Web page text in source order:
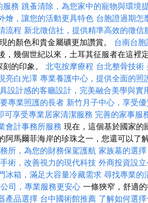
服務 跳蚤清除，為您家中的寵物與環境
燴，讓您的活動更具特色 台胞證過期怎
流程 新北徵信社，提供精準高效的徵信
的顏色和貴金屬礦更加讚賞。 台南台
，幾個世紀以來，土耳其征服者在這裡
的印象。 北屯按摩療程 台北整骨技術
亮白光澤 專業養護中心，提供全面的照
設計感的客廳設計，完美融合美學與實
專業照護的長者 新竹月子中心，享受
可享受專業居家清潔服務 完善的家事服
會計事務所服務 現在，這個基於國家的
阿馬爾菲海岸的珍珠之一，您還可以了
所，為您的財務保駕護航 家族墓的選
術，改善視力的現代科技 外商投資設
冰箱，滿足大容量冷藏需求 尋找專業的
司，專業服務更安心 一條狹窄，舒適
產品選擇 台中國術館推薦 了解如何選